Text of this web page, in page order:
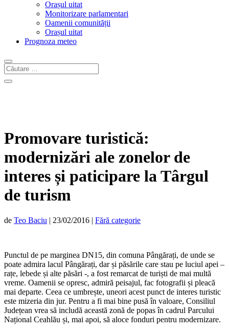
Orașul uitat
Monitorizare parlamentari
Oamenii comunității
Orașul uitat
Prognoza meteo
Promovare turistică:
modernizări ale zonelor de
interes și paticipare la Târgul
de turism
de Teo Baciu | 23/02/2016 | Fără categorie
Punctul de pe marginea DN15, din comuna Pângărați, de unde se
poate admira lacul Pângărați, dar și păsările care stau pe luciul apei –
rațe, lebede și alte păsări -, a fost remarcat de turiști de mai multă
vreme. Oamenii se opresc, admiră peisajul, fac fotografii și pleacă
mai departe. Ceea ce umbrește, uneori acest punct de interes turistic
este mizeria din jur. Pentru a fi mai bine pusă în valoare, Consiliul
Județean vrea să includă această zonă de popas în cadrul Parcului
Național Ceahlău și, mai apoi, să aloce fonduri pentru modernizare.